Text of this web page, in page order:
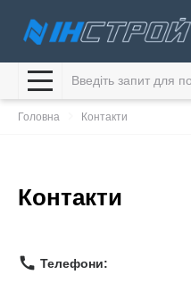
Головна Контакти
Контакти
call Телефони: